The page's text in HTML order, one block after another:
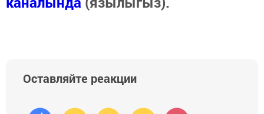
Оставляйте реакции